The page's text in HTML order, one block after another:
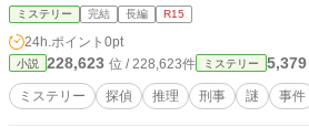
ホームレス、そして館を任され
思惑のある彼らの間には陰鬱な空気
りに殺人が行われ、土倉は犯
その男、土倉勇雄は元刑事にし
ミステリー 完結 長編 R15
24h.ポイント 0pt
小説 228,623 位 / 228,623件 ミステリー 5,379
ミステリー 探偵 推理 刑事 謎 事件